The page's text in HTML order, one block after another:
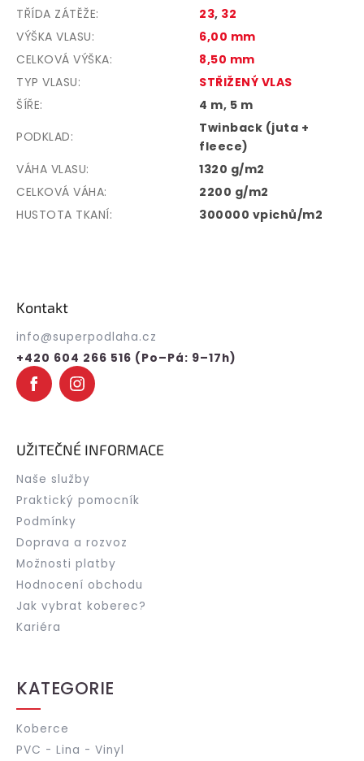
TŘÍDA ZÁTĚŽE: 23, 32
VÝŠKA VLASU:
6,00 mm
CELKOVÁ VÝŠKA:
8,50 mm
TYP VLASU:
STŘIŽENÝ VLAS
ŠÍŘE:
4 m, 5 m
PODKLAD:
Twinback (juta +
fleece)
VÁHA VLASU:
1320 g/m2
CELKOVÁ VÁHA:
2200 g/m2
HUSTOTA TKANÍ: 300000 vpichů/m2
Kontakt
info@superpodlaha.cz
+420 604 266 516 (Po–Pá: 9–17h)
UŽITEČNÉ INFORMACE
Naše služby
Praktický pomocník
Podmínky
Doprava a rozvoz
Možnosti platby
Hodnocení obchodu
Jak vybrat koberec?
Kariéra
KATEGORIE
Koberce
PVC - Lina - Vinyl